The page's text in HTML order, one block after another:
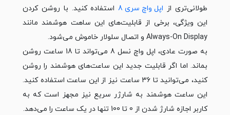
طولانی‌تری از اپل واچ سری 8
استفاده کنید. با روشن کردن
این ویژگی، برخی از قابلیت‌های این ساهت هوشمند مانند
Always-On Display و اتصال سلولار خاموش می‌شود.
به صورت عادی، اپل واچ نسل 8 می‌تواند تا 18 ساعت روشن
بماند. اما اگر قابلیت جدید این ساعت‌های هوشمند را روشن
کنید، می‌توانید تا 36 ساعت نیز از این ساعت استفاده کنید.
این ساعت هوشمند به شارژر سریع نیز مجهز است که به
کاربر اجازه شارژ شدن از 0 تا 100 تنها در یک ساعت را می‌دهد.